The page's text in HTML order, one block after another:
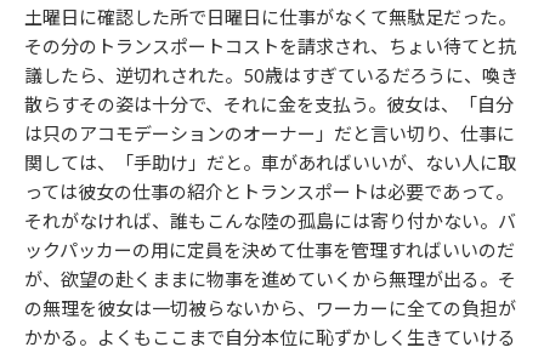
土曜日に確認した所で日曜日に仕事がなくて無駄足だった。
その分のトランスポートコストを請求され、ちょい待てと抗
議したら、逆切れされた。50歳はすぎているだろうに、喚き
散らすその姿は十分で、それに金を支払う。彼女は、「自分
は只のアコモデーションのオーナー」だと言い切り、仕事に
関しては、「手助け」だと。車があればいいが、ない人に取
っては彼女の仕事の紹介とトランスポートは必要であって。
それがなければ、誰もこんな陸の孤島には寄り付かない。バ
ックパッカーの用に定員を決めて仕事を管理すればいいのだ
が、欲望の赴くままに物事を進めていくから無理が出る。そ
の無理を彼女は一切被らないから、ワーカーに全ての負担が
かかる。よくもここまで自分本位に恥ずかしく生きていける